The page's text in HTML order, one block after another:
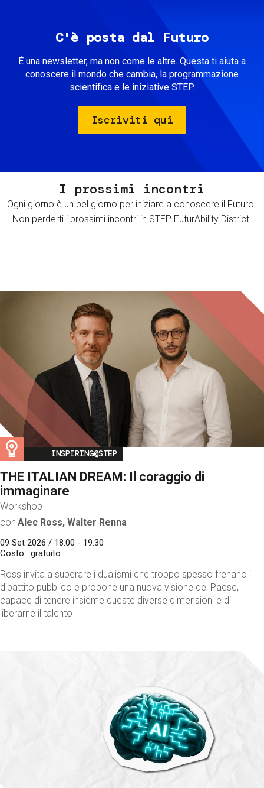
C'è posta dal Futuro
È una newsletter, ma non come le altre. Questa ti aiuta a
conoscere il mondo che cambia, la programmazione
scientifica e le iniziative STEP.
Iscriviti qui
I prossimi incontri
Ogni giorno è un bel giorno per iniziare a conoscere il Futuro.
Non perderti i prossimi incontri in STEP FuturAbility District!
Image
INSPIRING@STEP
THE ITALIAN DREAM: Il coraggio di
immaginare
Workshop
con Alec Ross, Walter Renna
09 Set 2026 / 18:00 - 19:30
Costo
gratuito
Ross invita a superare i dualismi che troppo spesso frenano il
dibattito pubblico e propone una nuova visione del Paese,
capace di tenere insieme queste diverse dimensioni e di
liberarne il talento